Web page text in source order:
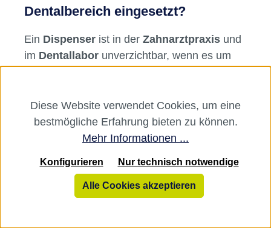
Dentalbereich eingesetzt?
Ein Dispenser ist in der Zahnarztpraxis und
im Dentallabor unverzichtbar, wenn es um
Herstellung von Abdrücken muss jedes Detail
stimmen – von der Materialmenge bis zur
Verarbeitungszeit. Dispenser sorgen für eine
Materialverschwendung und unterstützen
effizientes Arbeiten. Sie erleichtern nicht nur
den Workflow, sondern erhöhen auch die
Diese Website verwendet Cookies, um eine
bestmögliche Erfahrung bieten zu können.
Mehr Informationen ...
Nur technisch notwendige
Konfigurieren
Alle Cookies akzeptieren